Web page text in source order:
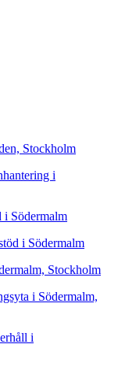
Stockholm
i
i Södermalm
i Södermalm
Stockholm
i Södermalm,
i